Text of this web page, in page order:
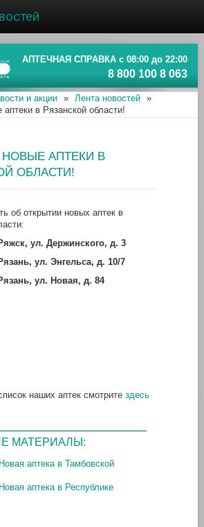
АПТЕЧНАЯ СПРАВКА с 08:00 до 22:00
8 800 100 8 063
и акции » Лента новостей
»
в Рязанской области!
НОВЫЕ АПТЕКИ В
ОБЛАСТИ!
об открытии новых аптек в
ул. Держинского, д. 3
ул. Энгельса, д. 10/7
ул. Новая, д. 84
наших аптек смотрите здесь
МАТЕРИАЛЫ:
аптека в Тамбовской
аптека в Республике